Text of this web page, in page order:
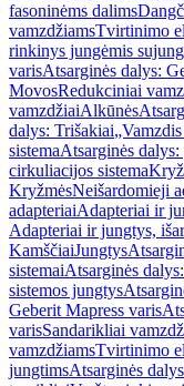
fasoninėms dalims
vamzdžiamsTvirtinimo
rinkinys jungėmis
varisAtsarginės dalys:
MovosRedukciniai
vamzdžiaiAlkūnės
dalys: Trišakiai
sistemaAtsarginės
cirkuliacijos sistema
KryžmėsNeišardomieji
adapteriaiAdapteriai ir
Adapteriai ir jungtys,
KamščiaiJungtys
sistemaiAtsarginės
sistemos jungtys
Geberit Mapress varis
varisSandarikliai
vamzdžiamsTvirtinimo
jungtimsAtsarginės